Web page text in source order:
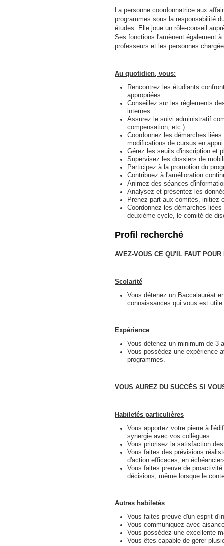
La personne coordonnatrice aux
programmes sous la responsabilité
études. Elle joue un rôle-conseil
Ses fonctions l'amènent également
professeurs et les personnes
Au quotidien, vous:
Rencontrez les étudiants
appropriées.
Conseillez sur les règlements
internes.
Assurez le suivi administratif
compensation, etc.).
Coordonnez les démarches
modifications de cursus en
Gérez les seuils d'inscription et
Supervisez les dossiers de
Participez à la promotion du
Contribuez à l'amélioration
Animez des séances
Analysez et présentez les
Prenez part aux comités, initiez
Coordonnez les démarches
deuxième cycle, le comité de
Profil recherché
AVEZ-VOUS CE QU'IL FAUT
Scolarité
Vous détenez un Baccalauréat
connaissances qui vous est utile
Expérience
Vous détenez un minimum de 3
Vous possédez une expérience
programmes.
VOUS AUREZ DU SUCCÈS SI
Habiletés particulières
Vous apportez votre pierre à
synergie avec vos collègues.
Vous priorisez la satisfaction
Vous faites des prévisions
d'action efficaces, en
Vous faites preuve de
décisions, même lorsque le
Autres habiletés
Vous faites preuve d'un esprit
Vous communiquez avec
Vous possédez une excellente
Vous êtes capable de gérer